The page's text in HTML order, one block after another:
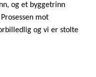
og et byggetrinn
mot
og vi er stolte